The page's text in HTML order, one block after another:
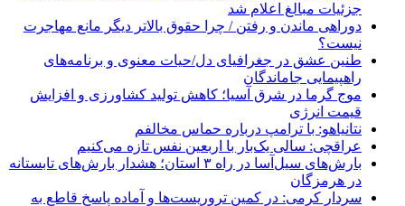
جزئیات مبالغ اعلام شد
دوراهی ماندن و رفتن / چرا حقوق بالاتر دیگر مانع مهاجرت
نیست؟
طنین عشق در جغرافیای دل/حیات معنوی و برنامه‌های
راهپیمایی جاماندگان
موج گرما در شرق آسیا؛ کاهش تولید کشاورزی و افزایش
قیمت انرژی
نتانیاهو: با ترامپ درباره حماس مخالفم
عراقچی: سالی یک‌بار با اربعین نفس تازه می‌کنیم
بارش‌های سیل‌آسا در راه ۳ استان؛ هشدار بارش‌های تابستانه
در هرمزگان
سردار کرمی: در کمین تروریست‌ها و آماده پاسخ قاطع به